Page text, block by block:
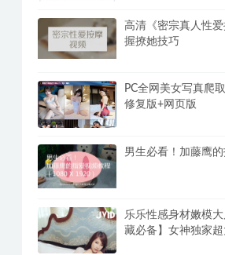
高清《密宗真人性
握撩她技巧
PC全网美女写真爬
修复版+网页版
男生必看！加藤鹰
乐乐性感身材嫩模
藏必备】女神独家